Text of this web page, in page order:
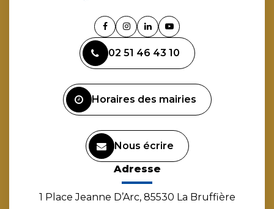
Lien
vers
le
compte
Lien
le
compte
Lien
le
compte
Lien
la
chaîne
02 51 46 43 10
Horaires des mairies
Nous écrire
Adresse
1 Place Jeanne D’Arc, 85530 La Bruffière